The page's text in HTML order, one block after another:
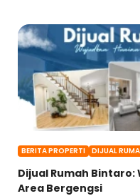
BERITA PROPERTI DIJUAL
Dijual Rumah
Area Bergengsi